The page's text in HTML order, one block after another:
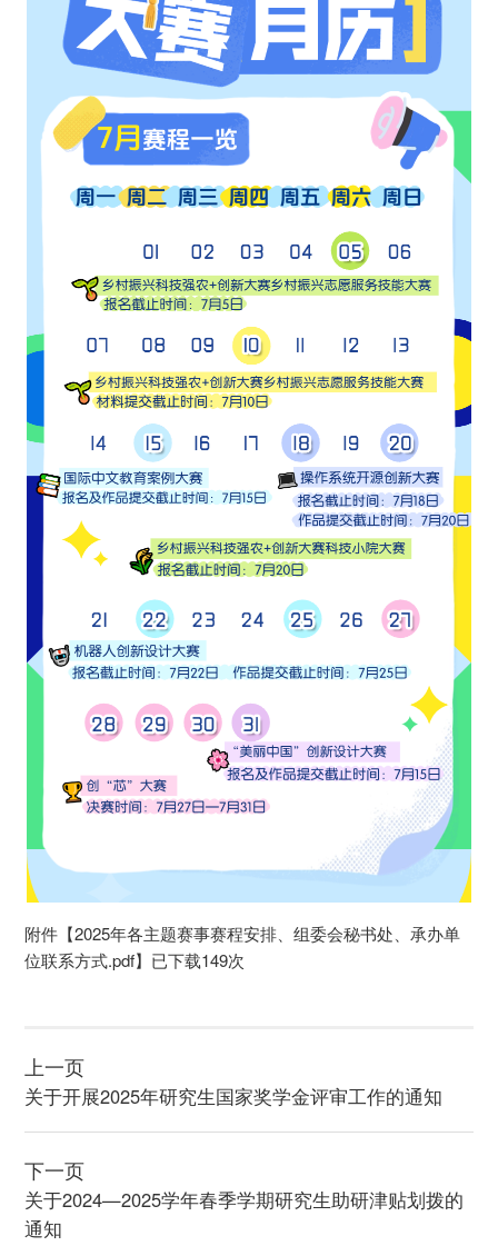
附件【2025年各主题赛事赛程安排、组委会秘书处、承办单
位联系方式.pdf】已下载149次
上一页
关于开展2025年研究生国家奖学金评审工作的通知
下一页
关于2024—2025学年春季学期研究生助研津贴划拨的
通知